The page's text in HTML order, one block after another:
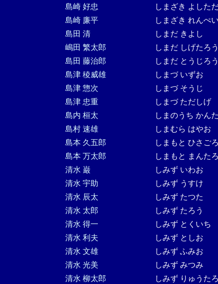
島崎 好忠
しまざき よした
島崎 廉平
しまざき れんぺ
島田 清
しまだ きよし
嶋田 繁太郎
しまだ しげたろ
島田 藤治郎
しまだ とうじろ
島津 稜威雄
しまづ いずお
島津 惣次
しまづ そうじ
島津 忠重
しまづ ただしげ
島内 桓太
しまのうち かん
島村 速雄
しまむら はやお
島本 久五郎
しまもと ひさご
島本 万太郎
しまもと まんた
清水 巌
しみず いわお
清水 宇助
しみず うすけ
清水 辰太
しみず たつた
清水 太郎
しみず たろう
清水 得一
しみず とくいち
清水 利夫
しみず としお
清水 文雄
しみず ふみお
清水 光美
しみず みつみ
清水 柳太郎
しみず りゅうた